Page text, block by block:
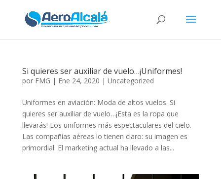
Si quieres ser auxiliar de vuelo…¡Uniformes!
por FMG | Ene 24, 2020 | Uncategorized
Uniformes en aviación: Moda de altos vuelos. Si
quieres ser auxiliar de vuelo…¡Esta es la ropa que
llevarás! Los uniformes más espectaculares del cielo.
Las compañías aéreas lo tienen claro: su imagen es
primordial. El marketing actual ha llevado a las...